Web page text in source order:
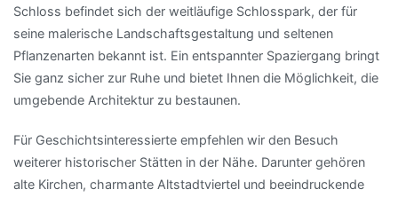
Schloss befindet sich der weitläufige Schlosspark, der für
seine malerische Landschaftsgestaltung und seltenen
Pflanzenarten bekannt ist. Ein entspannter Spaziergang bringt
Sie ganz sicher zur Ruhe und bietet Ihnen die Möglichkeit, die
umgebende Architektur zu bestaunen.
Für Geschichtsinteressierte empfehlen wir den Besuch
weiterer historischer Stätten in der Nähe. Darunter gehören
alte Kirchen, charmante Altstadtviertel und beeindruckende